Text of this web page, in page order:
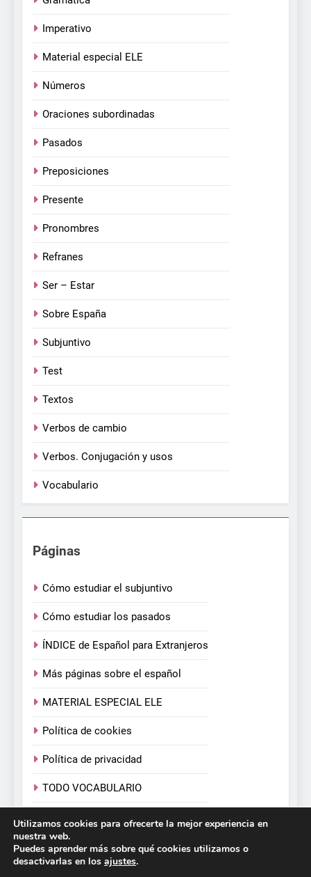
Imperativo
Material especial ELE
Números
Oraciones subordinadas
Pasados
Preposiciones
Presente
Pronombres
Refranes
Ser – Estar
Sobre España
Subjuntivo
Test
Textos
Verbos de cambio
Verbos. Conjugación y usos
Vocabulario
Páginas
Cómo estudiar el subjuntivo
Cómo estudiar los pasados
ÍNDICE de Español para Extranjeros
Más páginas sobre el español
MATERIAL ESPECIAL ELE
Política de cookies
Política de privacidad
TODO VOCABULARIO
Español para Extranjeros. Victoria Monera y Carmen
Utilizamos cookies para ofrecerte la mejor experiencia en
nuestra web.
Puedes aprender más sobre qué cookies utilizamos o
desactivarlas en los ajustes.